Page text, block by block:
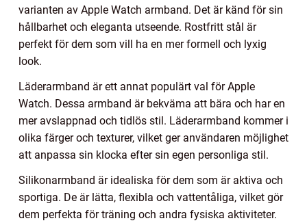
varianten av Apple Watch armband. Det är känd för sin
hållbarhet och eleganta utseende. Rostfritt stål är
perfekt för dem som vill ha en mer formell och lyxig
look.
Läderarmband är ett annat populärt val för Apple
Watch. Dessa armband är bekväma att bära och har en
mer avslappnad och tidlös stil. Läderarmband kommer i
olika färger och texturer, vilket ger användaren möjlighet
att anpassa sin klocka efter sin egen personliga stil.
Silikonarmband är idealiska för dem som är aktiva och
sportiga. De är lätta, flexibla och vattentåliga, vilket gör
dem perfekta för träning och andra fysiska aktiviteter.